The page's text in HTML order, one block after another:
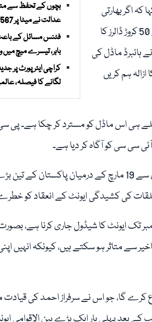
بچوں کے تحفظ سے
عدالت نے میٹا پر 567 ملین ڈالر کا جرمانہ عائد کر دیا
فٹنس مسائل کے
باہر، تیسرے میچ میں
کراچی ایئرپورٹ پر
لگانے کا فیصلہ،
اگر بھارتی
ٹیم ایونٹ میں شریک نہ ہوئی تو اس سے 50 کروڑ ڈالرز کا
ہائبرڈ ماڈل کی
ہم کریں
ہی اس ماڈل کو مسترد کر چکا ہے۔ پی
سی کو آگاہ کر دیا ہے۔
چیمپئنز ٹرافی 2025 کا شیڈول 19 فروری سے 19 مارچ کے درمیان
کی کشیدگی ایونٹ کے انعقاد کو
سی کو معاہدے کے تحت 20 نومبر تک ایونٹ کا شیڈول جاری
سے متاثر ہو سکتے ہیں، کیونکہ انہیں
کا دفاع کرے گا، جو اس نے سرفراز احمد کی